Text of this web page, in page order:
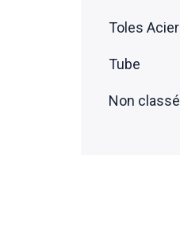
Toles Acier
Tube
Non classé